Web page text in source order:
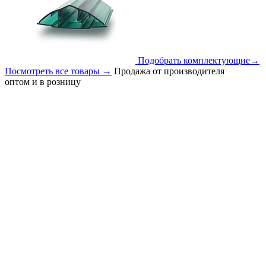
Подобрать комплектующие→
Посмотреть все товары → Продажа от производителя
оптом и в розницу